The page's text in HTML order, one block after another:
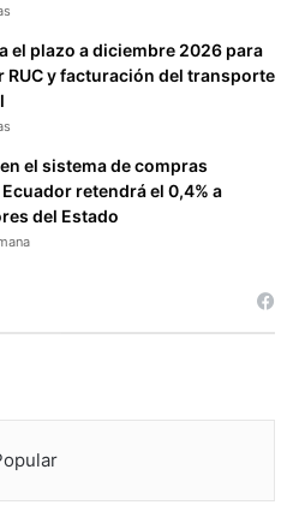
el plazo a diciembre 2026 para
RUC y facturación del transporte
el sistema de compras
retendrá el 0,4% a
del Estado